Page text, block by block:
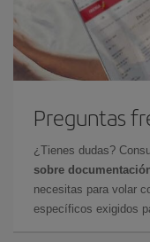
Preguntas
¿Tienes dudas?
sobre
necesitas para volar
específicos exigidos